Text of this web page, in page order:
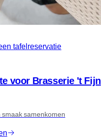
tafelreservatie
voor Brasserie 't Fijn
samenkomen